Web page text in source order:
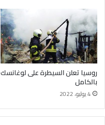
روسيا تعلن السيطرة على لوغانسك
بالكامل
4 يوليو، 2022